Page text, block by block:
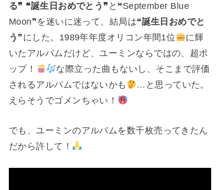
る❞ ❝誕生日おめでとう❞ と❝September Blue
Moon❞を迷いに迷って、結局は❝誕生日おめでと
う ❞にした。1989年年度オリコン年間1位
に輝
いたアルバムだけど、ユーミンならではの、超ポ
ップ！
な際立った曲もないし、そこまで評価
されるアルバムではないかも
…と思っていた。
えらそうでゴメンちゃい！
でも、ユーミンのアルバムを数千枚売ってきたん
だから許して！